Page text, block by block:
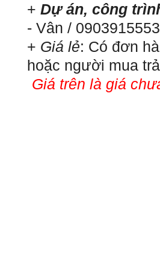
+ Dự án, công
- Vân /
+ Giá lẻ: Có đơn
hoặc người mua
Giá trên là giá